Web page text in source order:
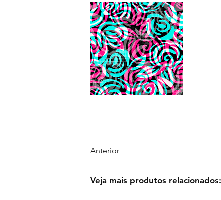
Anterior
Veja mais produtos relacionados: